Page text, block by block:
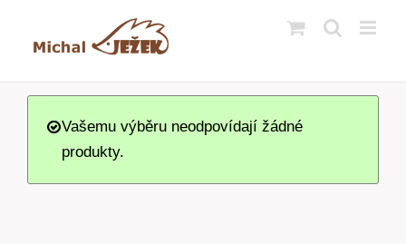
Vašemu výběru neodpovídají žádné
produkty.